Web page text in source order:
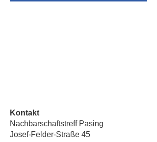
Kontakt
Nachbarschaftstreff Pasing
Josef-Felder-Straße 45